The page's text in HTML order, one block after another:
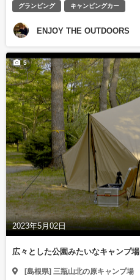
グランピング キャンピングカー
ENJOY THE OUTDOORS
2023年5月02日
5
広々とした公園みたいなキャンプ場
[島根県] 三瓶山北の原キャンプ場